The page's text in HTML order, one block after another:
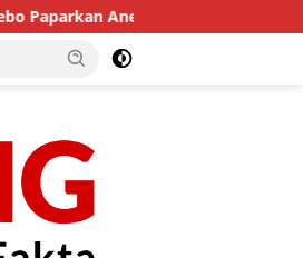
Anev Kinerja Semester I Tahun